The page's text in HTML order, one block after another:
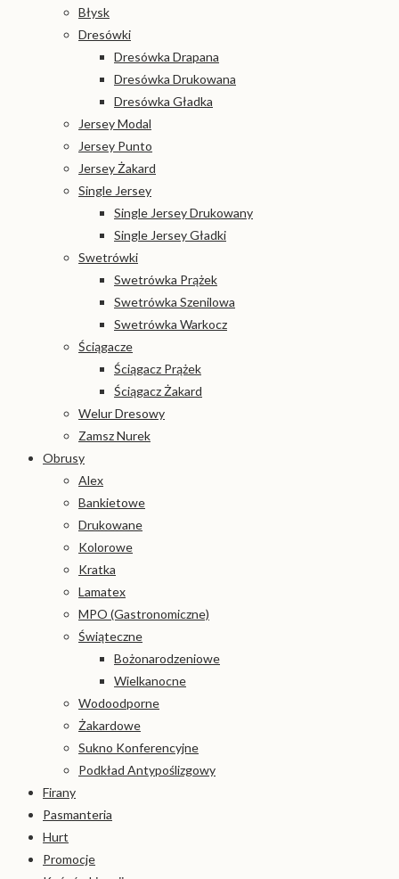
Błysk
Dresówki
Dresówka Drapana
Dresówka Drukowana
Dresówka Gładka
Jersey Modal
Jersey Punto
Jersey Żakard
Single Jersey
Single Jersey Drukowany
Single Jersey Gładki
Swetrówki
Swetrówka Prążek
Swetrówka Szenilowa
Swetrówka Warkocz
Ściągacze
Ściągacz Prążek
Ściągacz Żakard
Welur Dresowy
Zamsz Nurek
Obrusy
Alex
Bankietowe
Drukowane
Kolorowe
Kratka
Lamatex
MPO (Gastronomiczne)
Świąteczne
Bożonarodzeniowe
Wielkanocne
Wodoodporne
Żakardowe
Sukno Konferencyjne
Podkład Antypoślizgowy
Firany
Pasmanteria
Hurt
Promocje